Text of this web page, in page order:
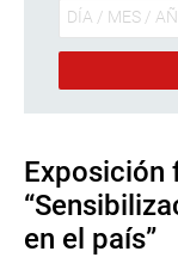
Exposición
en el país”